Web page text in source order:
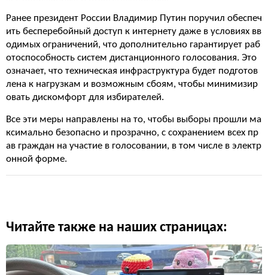
Ранее президент России Владимир Путин поручил обеспеч
ить бесперебойный доступ к интернету даже в условиях вв
одимых ограничений, что дополнительно гарантирует раб
отоспособность систем дистанционного голосования. Это
означает, что техническая инфраструктура будет подготов
лена к нагрузкам и возможным сбоям, чтобы минимизир
овать дискомфорт для избирателей.
Все эти меры направлены на то, чтобы выборы прошли ма
ксимально безопасно и прозрачно, с сохранением всех пр
ав граждан на участие в голосовании, в том числе в электр
онной форме.
Читайте также на наших страницах: